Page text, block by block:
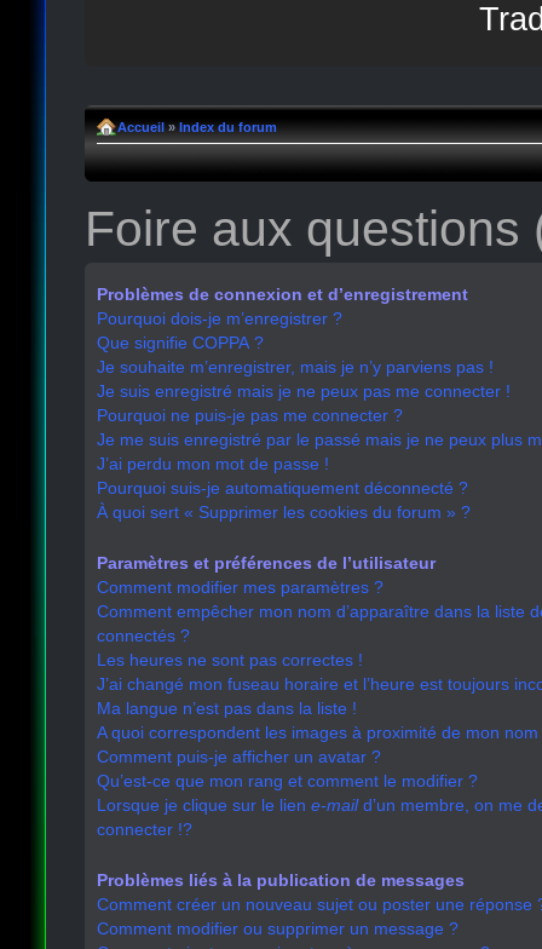
Accueil » Index du forum
Foire aux
Problèmes de connexion et d’enregistrement
Pourquoi dois-je m’enregistrer ?
Que signifie COPPA ?
Je souhaite m’enregistrer, mais je n’y parviens pas !
Je suis enregistré mais je ne peux pas me connecter !
Pourquoi ne puis-je pas me connecter ?
Je me suis enregistré par le passé mais je ne peux plus
J’ai perdu mon mot de passe !
Pourquoi suis-je automatiquement déconnecté ?
À quoi sert « Supprimer les cookies du forum » ?
Paramètres et préférences de l’utilisateur
Comment modifier mes paramètres ?
Comment empêcher mon nom d’apparaître dans la liste
connectés ?
Les heures ne sont pas correctes !
J’ai changé mon fuseau horaire et l’heure est toujours
Ma langue n’est pas dans la liste !
A quoi correspondent les images à proximité de mon nom
Comment puis-je afficher un avatar ?
Qu’est-ce que mon rang et comment le modifier ?
Lorsque je clique sur le lien e-maild’un membre, on me
connecter !?
Problèmes liés à la publication de messages
Comment créer un nouveau sujet ou poster une réponse
Comment modifier ou supprimer un message ?